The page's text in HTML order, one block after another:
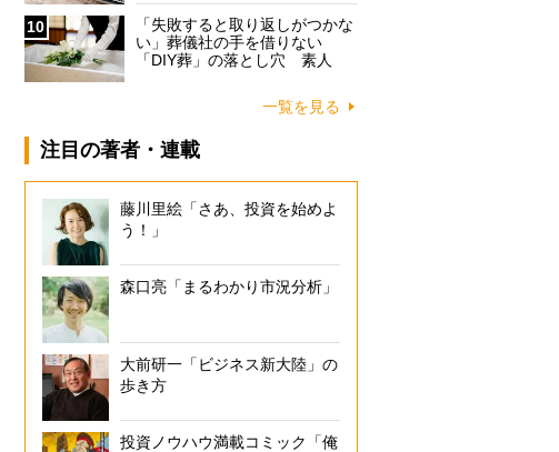
10
「失敗すると取り返しがつかな
い」葬儀社の手を借りない
「DIY葬」の落とし穴 素人
一覧を見る
注目の著者・連載
藤川里絵「さあ、投資を始めよ
う！」
森口亮「まるわかり市況分析」
大前研一「ビジネス新大陸」の
歩き方
投資ノウハウ満載コミック「俺